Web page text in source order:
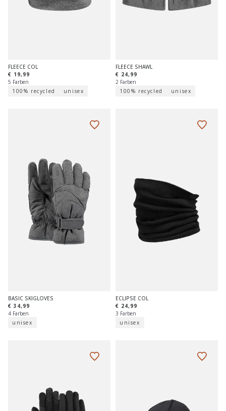
FLEECE COL
€ 19,99
5 Farben
100% recycled
unisex
FLEECE SHAWL
€ 24,99
2 Farben
100% recycled
unisex
BASIC SKIGLOVES
€ 34,99
4 Farben
unisex
ECLIPSE COL
€ 24,99
3 Farben
unisex